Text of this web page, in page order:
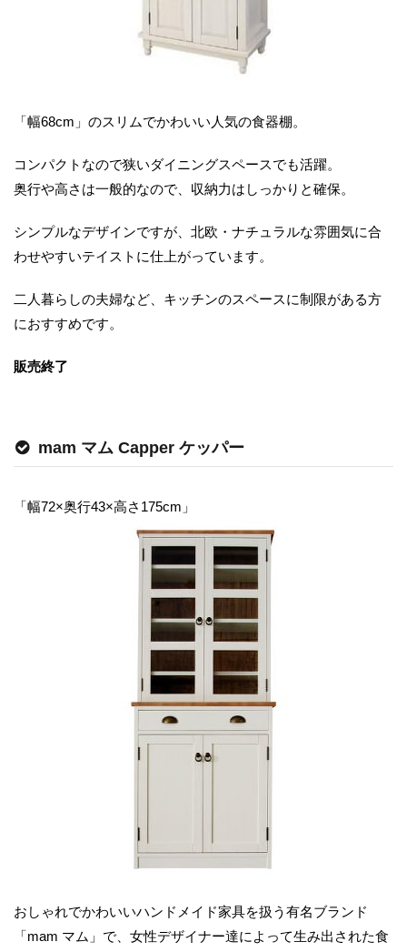
「幅68cm」のスリムでかわいい人気の食器棚。
コンパクトなので狭いダイニングスペースでも活躍。
奥行や高さは一般的なので、収納力はしっかりと確保。
シンプルなデザインですが、北欧・ナチュラルな雰囲気に合
わせやすいテイストに仕上がっています。
二人暮らしの夫婦など、キッチンのスペースに制限がある方
におすすめです。
販売終了
mam マム Capper ケッパー
「幅72×奥行43×高さ175cm」
おしゃれでかわいいハンドメイド家具を扱う有名ブランド
「mam マム」で、女性デザイナー達によって生み出された食